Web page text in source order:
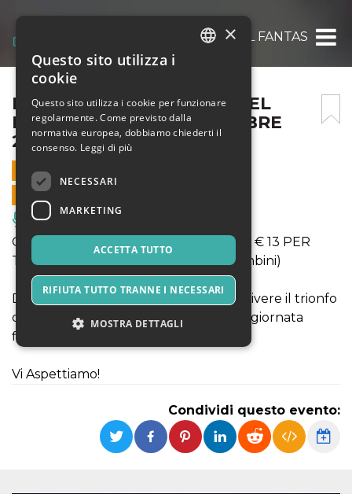
IL FANTASTICO MONDO DEL FANTASTICO
IL FANTASTICO MONDO DEL
FANTASTICO – 12 SETTEMBRE
2021
12 SETTEMBRE 2021 - 10:00
VENDITE ONLINE TERMINATE
Musica, Eventi Live, Club
OFFERTA INGRESSO SOLO ONLINE A € 13 PER
TUTTI (anzichè € 16 adulti ed € 14 bambini)
DOMENICA 12 SETTEMBRE: Venite a vivere il trionfo
delle Principesse e dei Supereroi, una giornata
fiabesca per grandi e piccini!
Vi Aspettiamo!
Condividi questo evento:
×
Questo sito utilizza i
cookie
Questo sito utilizza i cookie per funzionare
regolarmente. Come previsto dalla
normativa europea, dobbiamo chiederti il
consenso. Leggi di più
NECESSARI
MARKETING
ACCETTA TUTTO
RIFIUTA TUTTO TRANNE I NECESSARI
MOSTRA DETTAGLI
Necessari
I cookie strettamente necessari o tecnici sono
indispensabili al funzionamento del sito. I
servizi qui presenti non potranno funzionare